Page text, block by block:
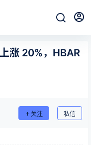
涨 20%，HBAR
关注 私信